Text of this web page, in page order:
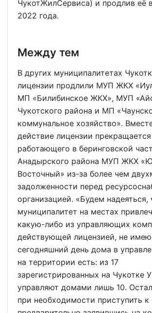
ЧукотЖилСервиса) и продлив её
2022 года.
Между тем
В других муниципалитетах
лицензии продлили МУП ЖКХ
МП «Билибинское ЖКХ», МУП
Чукотского района и МП
коммунальное хозяйство».
действие лицензии
работающего в беринговской
Анадырского района МУП ЖКХ
Восточный» из-за более чем
задолженности перед
организацией. «Будем надеяться,
муниципалитет на местах
какую-либо из управляющих
действующей лицензией, не
сегодняшний день дома в
на территории есть: из 17
зарегистрированных на Чукотке
управляют домами лишь 10.
при необходимости приступить к